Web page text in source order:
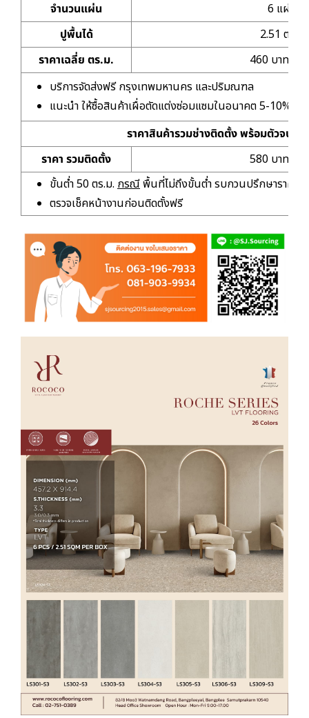
จำนวนแผ่น
6 แผ่น
ปูพื้นได้
2.51 ตร.ม.
ราคาเฉลี่ย ตร.ม.
460 บาท/ตร
บริการจัดส่งฟรี กรุงเทพมหานคร และปริมณฑล
แนะนำ ให้ซื้อสินค้าเผื่อตัดแต่งซ่อมแซมในอนาคต 5-10%
ราคาสินค้ารวมช่างติดตั้ง พร้อมตัวจบเก็
ราคา รวมติดตั้ง
580 บาท/ตร
ขั้นต่ำ 50 ตร.ม. กรณีพื้นที่ไม่ถึงขั้นต่ำ รบกวนปรึกษาราคาเ
ตรวจเช็คหน้างานก่อนติดตั้งฟรี